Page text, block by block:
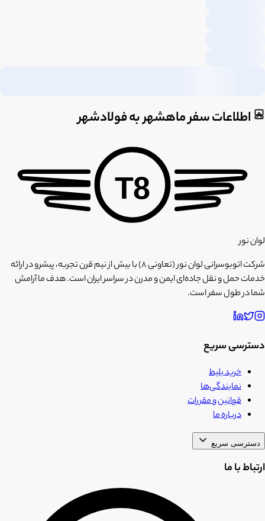
اطلاعات سفر ماهشهر به فولادشهر
T8
لوان نور
شرکت اتوبوسرانی لوان نور (تعاونی ۸) با بیش از نیم قرن تجربه، پیشرو در ارائه
خدمات حمل و نقل جاده‌ای ایمن و مدرن در سراسر ایران است. هدف ما آرامش
شما در طول سفر است.
دسترسی سریع
خرید بلیط
نمایندگی‌ها
قوانین و مقررات
درباره ما
دسترسی سریع
ارتباط با ما